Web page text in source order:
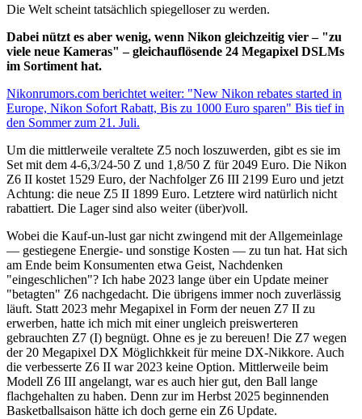
Die Welt scheint tatsächlich spiegelloser zu werden.
Dabei nützt es aber wenig, wenn Nikon gleichzeitig vier – "zu
viele neue Kameras" – gleichauflösende 24 Megapixel DSLMs
im Sortiment hat.
Nikonrumors.com berichtet weiter: "New Nikon rebates started in
Europe, Nikon Sofort Rabatt, Bis zu 1000 Euro sparen" Bis tief in
den Sommer zum 21. Juli.
Um die mittlerweile veraltete Z5 noch loszuwerden, gibt es sie im
Set mit dem 4-6,3/24-50 Z und 1,8/50 Z für 2049 Euro. Die Nikon
Z6 II kostet 1529 Euro, der Nachfolger Z6 III 2199 Euro und jetzt
Achtung: die neue Z5 II 1899 Euro. Letztere wird natürlich nicht
rabattiert. Die Lager sind also weiter (über)voll.
Wobei die Kauf-un-lust gar nicht zwingend mit der Allgemeinlage
— gestiegene Energie- und sonstige Kosten — zu tun hat. Hat sich
am Ende beim Konsumenten etwa Geist, Nachdenken
"eingeschlichen"? Ich habe 2023 lange über ein Update meiner
"betagten" Z6 nachgedacht. Die übrigens immer noch zuverlässig
läuft. Statt 2023 mehr Megapixel in Form der neuen Z7 II zu
erwerben, hatte ich mich mit einer ungleich preiswerteren
gebrauchten Z7 (I) begnügt. Ohne es je zu bereuen! Die Z7 wegen
der 20 Megapixel DX Möglichkkeit für meine DX-Nikkore. Auch
die verbesserte Z6 II war 2023 keine Option. Mittlerweile beim
Modell Z6 III angelangt, war es auch hier gut, den Ball lange
flachgehalten zu haben. Denn zur im Herbst 2025 beginnenden
Basketballsaison hätte ich doch gerne ein Z6 Update.